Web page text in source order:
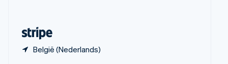
België (Nederlands)